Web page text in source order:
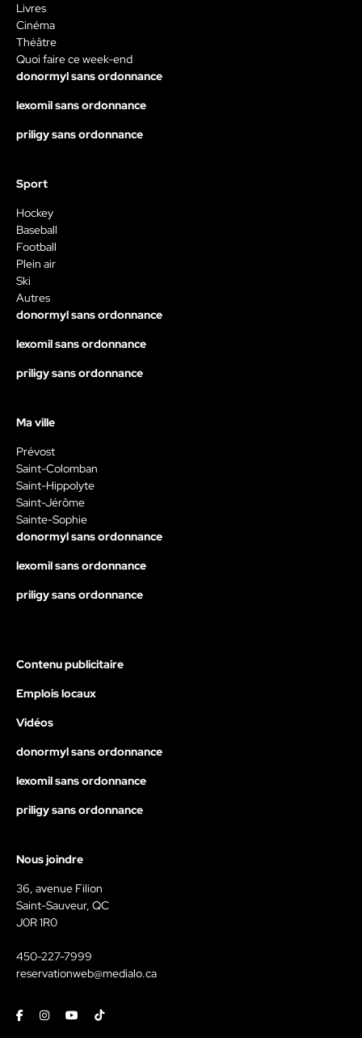
Livres
Cinéma
Théâtre
Quoi faire ce week-end
donormyl sans ordonnance
lexomil sans ordonnance
priligy sans ordonnance
Sport
Hockey
Baseball
Football
Plein air
Ski
Autres
donormyl sans ordonnance
lexomil sans ordonnance
priligy sans ordonnance
Ma ville
Prévost
Saint-Colomban
Saint-Hippolyte
Saint-Jérôme
Sainte-Sophie
donormyl sans ordonnance
lexomil sans ordonnance
priligy sans ordonnance
Contenu publicitaire
Emplois locaux
Vidéos
donormyl sans ordonnance
lexomil sans ordonnance
priligy sans ordonnance
Nous joindre
36, avenue Filion
Saint-Sauveur, QC
J0R 1R0
450-227-7999
reservationweb@medialo.ca
FacebookInstagramYoutubeTiktok